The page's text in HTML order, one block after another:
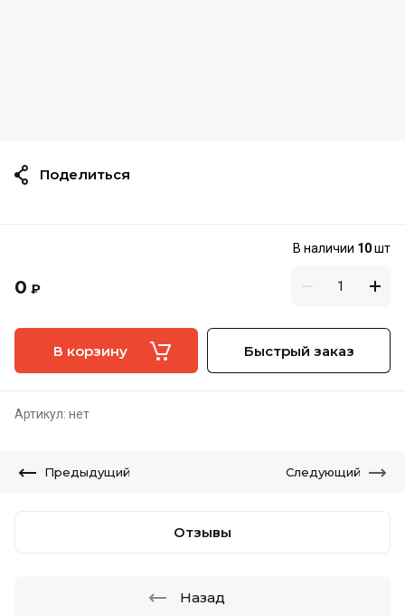
В наличии 10шт
0 ₽
В корзину Быстрый заказ
Артикул: нет
Поделиться
Предыдущий Следующий
Отзывы
Назад